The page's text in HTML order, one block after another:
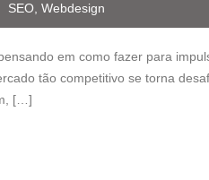
SEO Webdesign
em como fazer para
tão competitivo se torna
[…]